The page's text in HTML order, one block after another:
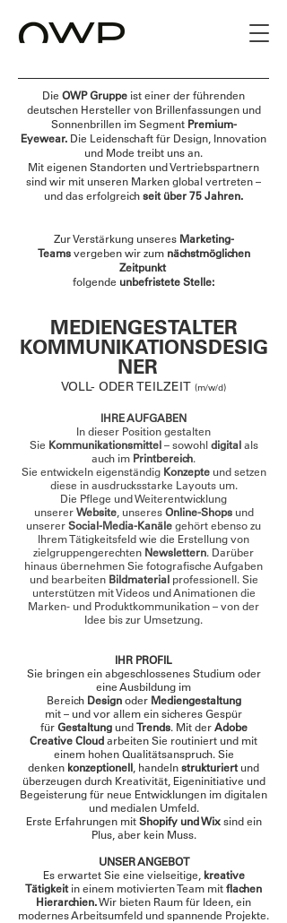
Die OWP Gruppe ist einer der führenden
deutschen Hersteller von Brillenfassungen und
Sonnenbrillen im Segment Premium-
Eyewear. Die Leidenschaft für Design, Innovation
und Mode treibt uns an.
Mit eigenen Standorten und Vertriebspartnern
sind wir mit unseren Marken global vertreten –
und das erfolgreichseit über 75 Jahren.
Zur Verstärkung unseres Marketing-
Teamsvergeben wir zum nächstmöglichen
Zeitpunkt
folgende unbefristete Stelle:
MEDIENGESTALTER
KOMMUNIKATIONSDESIG
NER
VOLL- ODER TEILZEIT (m/w/d)
IHRE AUFGABEN
In dieser Position gestalten
Sie Kommunikationsmittel– sowohldigitalals
auch im Printbereich.
Sie entwickeln eigenständig Konzepteund setzen
diese in ausdrucksstarke Layouts um.
Die Pflege und Weiterentwicklung
unsererWebsite, unseresOnline-Shopsund
unsererSocial-Media-Kanälegehört ebenso zu
Ihrem Tätigkeitsfeld wie die Erstellung von
zielgruppengerechten Newslettern. Darüber
hinaus übernehmen Sie fotografische Aufgaben
und bearbeiten Bildmaterialprofessionell. Sie
unterstützen mit Videos und Animationen die
Marken- und Produktkommunikation – von der
Idee bis zur Umsetzung.
IHR PROFIL
Sie bringen ein abgeschlossenes Studium oder
eine Ausbildung im
Bereich Designoder Mediengestaltung
mit– und vor allem ein sicheres Gespür
fürGestaltungundTrends. Mit derAdobe
Creative Cloudarbeiten Sie routiniert und mit
einem hohen Qualitätsanspruch. Sie
denken konzeptionell , handelnstrukturiertund
überzeugen durch Kreativität, Eigeninitiative und
Begeisterung für neue Entwicklungen im digitalen
und medialen Umfeld.
Erste Erfahrungen mitShopify und Wixsind ein
Plus, aber kein Muss.
UNSER ANGEBOT
Es erwartet Sie eine vielseitige, kreative
Tätigkeitin einem motivierten Team mitflachen
Hierarchien.Wir bieten Raum für Ideen, ein
modernes Arbeitsumfeld und spannende Projekte.